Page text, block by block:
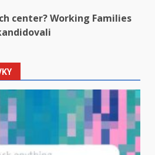
center? Working Families